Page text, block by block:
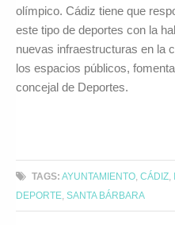
olímpico. Cádiz tiene que
este tipo de deportes con la
nuevas infraestructuras en la
los espacios públicos,
concejal de Deportes.
TAGS: AYUNTAMIENTO ,CÁDIZ
DEPORTE SANTA BÁRBARA